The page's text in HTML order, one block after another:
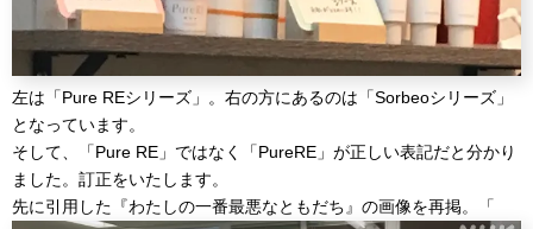
左は「Pure REシリーズ」。右の方にあるのは「Sorbeoシリーズ」
となっています。
そして、「Pure RE」ではなく「PureRE」が正しい表記だと分かり
ました。訂正をいたします。
先に引用した『わたしの一番最悪なともだち』の画像を再掲。「